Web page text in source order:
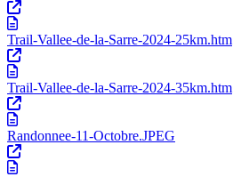
Trail-Vallee-de-la-Sarre-2024-25km.htm
Trail-Vallee-de-la-Sarre-2024-35km.htm
Randonnee-11-Octobre.JPEG